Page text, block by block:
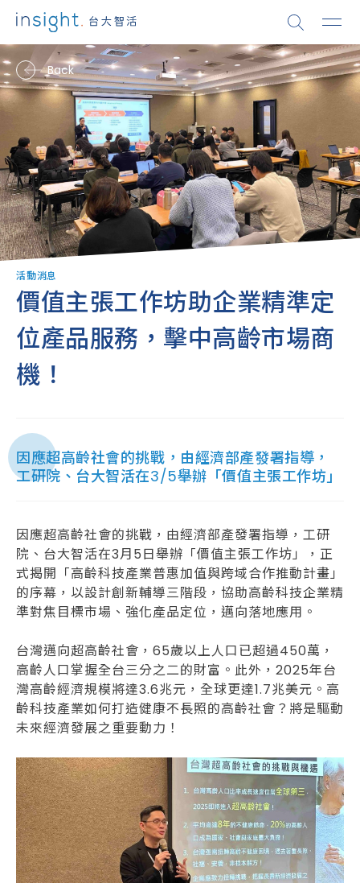
Back
活動消息
價值主張工作坊助企業精準定
位產品服務，擊中高齡市場商
機！
因應超高齡社會的挑戰，由經濟部產發署指導，
工研院、台大智活在3/5舉辦「價值主張工作坊」
因應超高齡社會的挑戰，由經濟部產發署指導，工研
院、台大智活在3月5日舉辦「價值主張工作坊」，正
式揭開「高齡科技產業普惠加值與跨域合作推動計畫」
的序幕，以設計創新輔導三階段，協助高齡科技企業精
準對焦目標市場、強化產品定位，邁向落地應用。
台灣邁向超高齡社會，65歲以上人口已超過450萬，
高齡人口掌握全台三分之二的財富。此外，2025年台
灣高齡經濟規模將達3.6兆元，全球更達1.7兆美元。高
齡科技產業如何打造健康不長照的高齡社會？將是驅動
未來經濟發展之重要動力！